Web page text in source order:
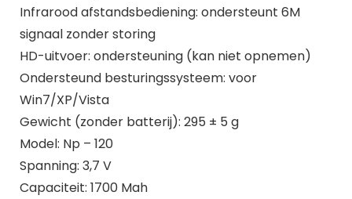
Infrarood afstandsbediening: ondersteunt 6M
signaal zonder storing
HD-uitvoer: ondersteuning (kan niet opnemen)
Ondersteund besturingssysteem: voor
Win7/XP/Vista
Gewicht (zonder batterij): 295 ± 5 g
Model: Np – 120
Spanning: 3,7 V
Capaciteit: 1700 Mah